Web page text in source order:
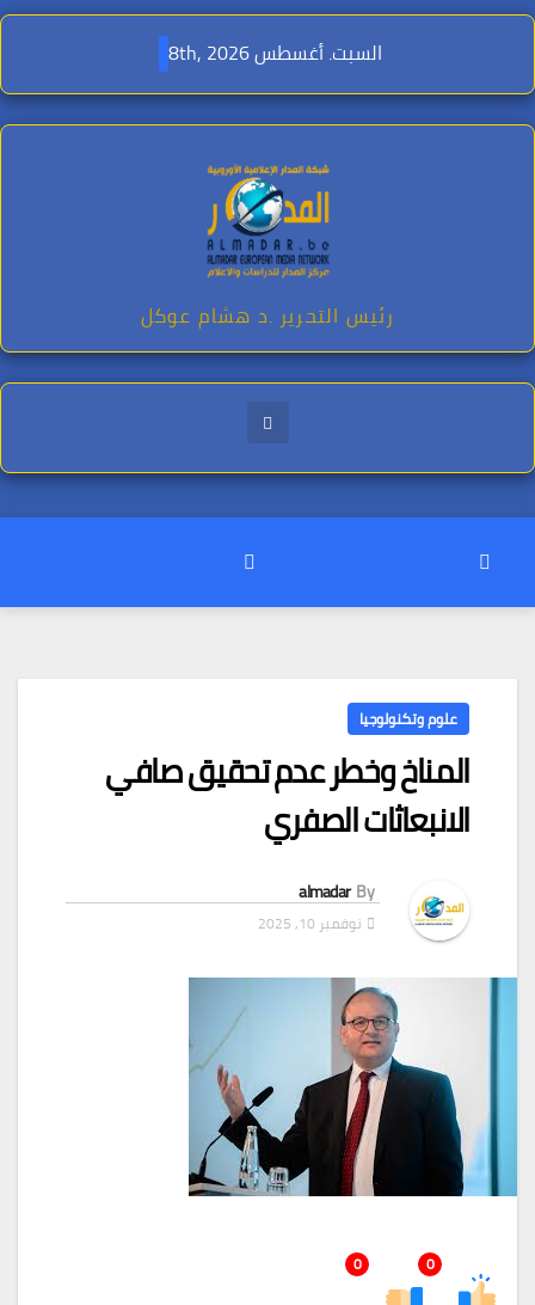
Skip
content
السبت. أغسطس 8th, 2026
رئيس التحرير .د هشام عوكل
علوم وتكنولوجيا
المناخ وخطر عدم تحقيق صافي
الانبعاثات الصفري
By
almadar
نوفمبر 10, 2025
0
0